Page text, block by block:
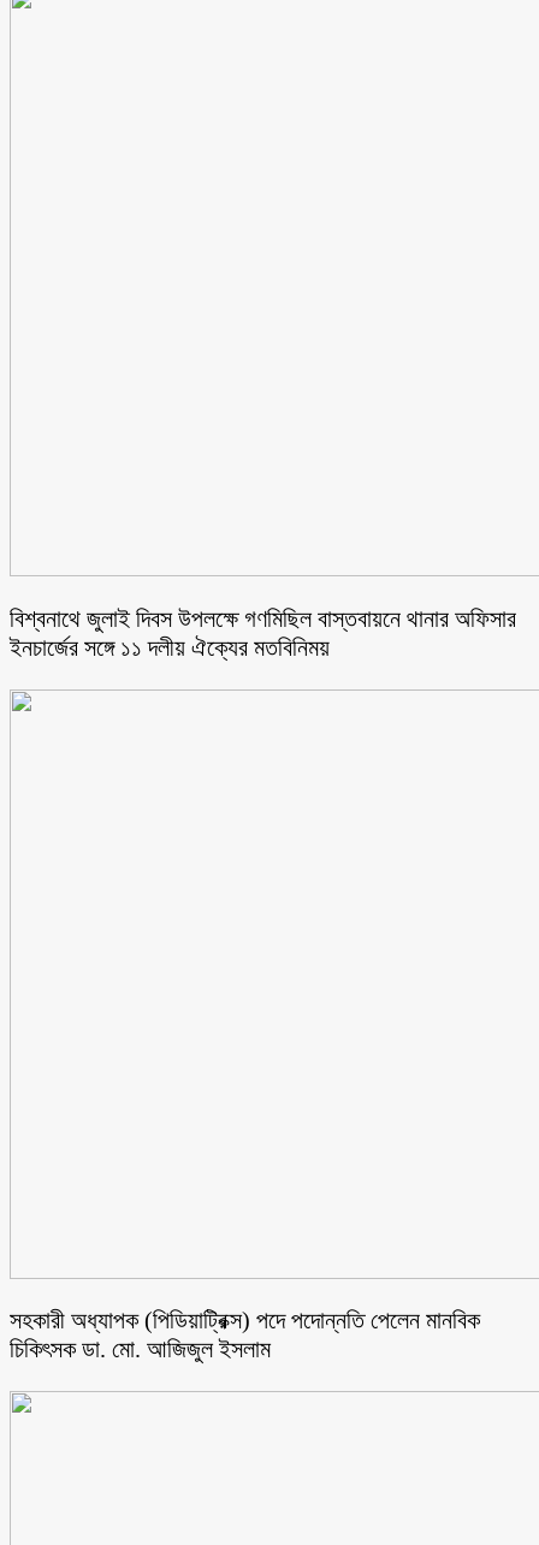
বিশ্বনাথে জুলাই দিবস উপলক্ষে গণমিছিল বাস্তবায়নে থানার অফিসার
ইনচার্জের সঙ্গে ১১ দলীয় ঐক্যের মতবিনিময়
সহকারী অধ্যাপক (পিডিয়াট্রিক্স) পদে পদোন্নতি পেলেন মানবিক
চিকিৎসক ডা. মো. আজিজুল ইসলাম